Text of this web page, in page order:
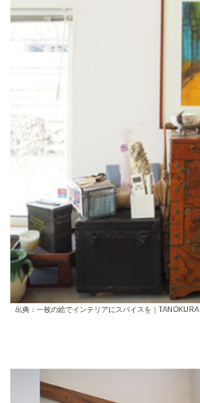
出典：一枚の絵でインテリアにスパイスを｜TANOKURA